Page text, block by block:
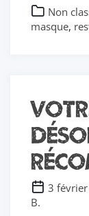
Non
masque,
3
B.